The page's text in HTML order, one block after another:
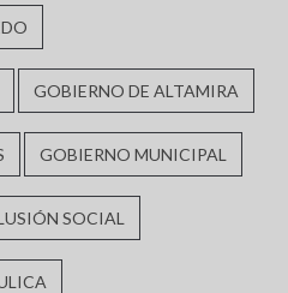
GOBIERNO DE ALTAMIRA
GOBIERNO MUNICIPAL
SOCIAL